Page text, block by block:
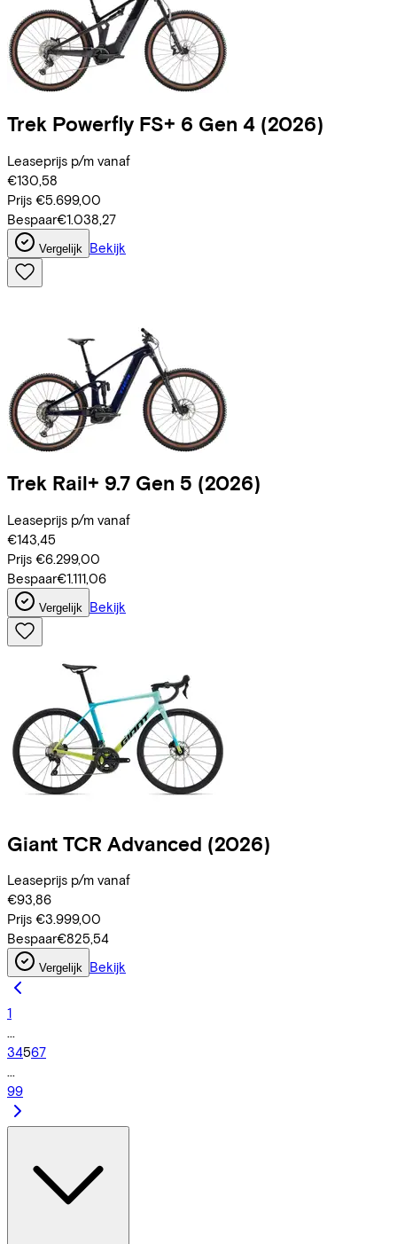
Trek Powerfly FS+ 6 Gen 4 (2026)
Leaseprijs p/m vanaf
€130,58
Prijs €5.699,00
Bespaar€1.038,27
Vergelijk Bekijk
Trek Rail+ 9.7 Gen 5 (2026)
Leaseprijs p/m vanaf
€143,45
Prijs €6.299,00
Bespaar€1.111,06
Vergelijk Bekijk
Giant TCR Advanced (2026)
Leaseprijs p/m vanaf
€93,86
Prijs €3.999,00
Bespaar€825,54
Vergelijk Bekijk
1
...
34567
...
99